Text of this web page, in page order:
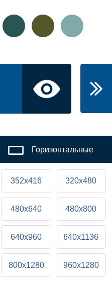
Горизонтальные
352x416 320x480
480x640 480x800
640x960 640x1136
800x1280 960x1280